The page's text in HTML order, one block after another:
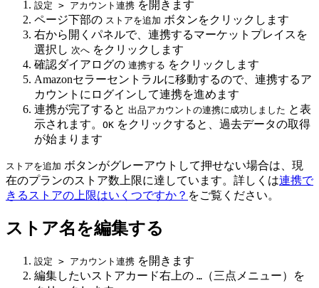
設定 > アカウント連携 を開きます
ページ下部の ストアを追加 ボタンをクリックします
右から開くパネルで、連携するマーケットプレイスを
選択し 次へ をクリックします
確認ダイアログの 連携する をクリックします
Amazonセラーセントラルに移動するので、連携するア
カウントにログインして連携を進めます
連携が完了すると 出品アカウントの連携に成功しました と表
示されます。 OK をクリックすると、過去データの取得
が始まります
ストアを追加 ボタンがグレーアウトして押せない場合は、現
在のプランのストア数上限に達しています。詳しくは連携で
きるストアの上限はいくつですか？ をご覧ください。
ストア名を編集する
設定 > アカウント連携 を開きます
編集したいストアカード右上の … （三点メニュー）を